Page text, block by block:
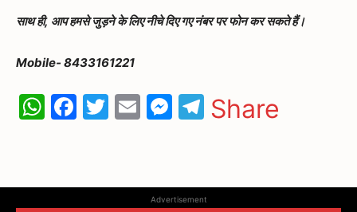
साथ ही, आप हमसे जुड़ने के लिए नीचे दिए गए नंबर पर फोन कर सकते हैं।
Mobile- 8433161221
WhatsApp
Facebook
Twitter
EmailMessenger
Telegram
Share
Advertisement